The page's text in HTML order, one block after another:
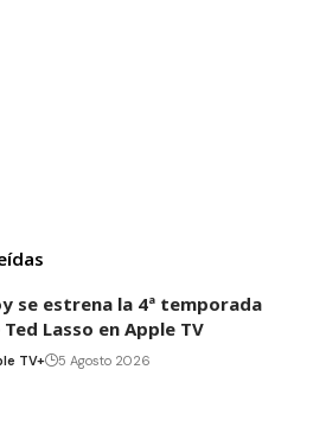
se estrena la 4ª temporada
Ted Lasso en Apple TV
TV+ 5 Agosto 2026